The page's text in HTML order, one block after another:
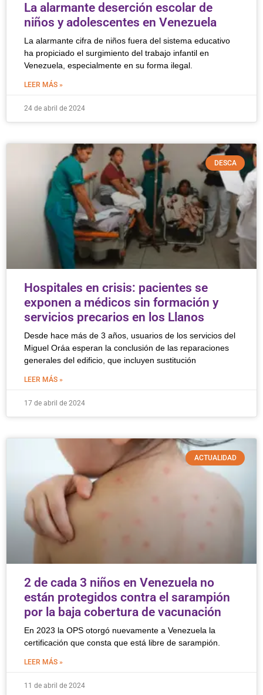
La alarmante deserción escolar de
niños y adolescentes en Venezuela
La alarmante cifra de niños fuera del sistema educativo
ha propiciado el surgimiento del trabajo infantil en
Venezuela, especialmente en su forma ilegal.
LEER MÁS »
24 de abril de 2024
DESCA
Hospitales en crisis: pacientes se
exponen a médicos sin formación y
servicios precarios en los Llanos
Desde hace más de 3 años, usuarios de los servicios del
Miguel Oráa esperan la conclusión de las reparaciones
generales del edificio, que incluyen sustitución
LEER MÁS »
17 de abril de 2024
ACTUALIDAD
2 de cada 3 niños en Venezuela no
están protegidos contra el sarampión
por la baja cobertura de vacunación
En 2023 la OPS otorgó nuevamente a Venezuela la
certificación que consta que está libre de sarampión.
LEER MÁS »
11 de abril de 2024